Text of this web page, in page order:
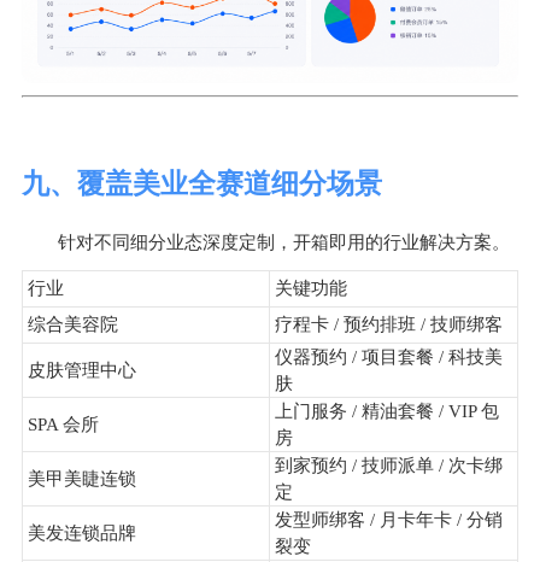
九、覆盖美业全赛道细分场景
针对不同细分业态深度定制，开箱即用的行业解决方案。
行业
关键功能
综合美容院
疗程卡 / 预约排班 / 技师绑客
皮肤管理中心
仪器预约 / 项目套餐 / 科技美
肤
SPA 会所
上门服务 / 精油套餐 / VIP 包
房
美甲美睫连锁
到家预约 / 技师派单 / 次卡绑
定
美发连锁品牌
发型师绑客 / 月卡年卡 / 分销
裂变